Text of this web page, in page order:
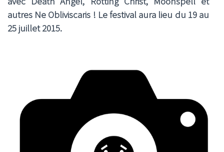
autres Ne Obliviscaris ! Le festival aura lieu du 19 au
25 juillet 2015.